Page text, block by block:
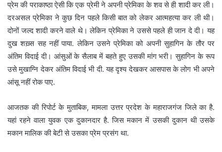
प्रेम की पराकाष्ठा ऐसी कि एक प्रेमी ने अपनी प्रेमिका के शव से ही शादी कर ली।
दरअसल प्रेमिका ने कुछ दिन पहले किसी बात को लेकर आत्महत्या कर ली थी।
दोनों जल्द शादी करने वाले थे। लेकिन प्रेमिका ने उससे पहले ही जान दे दी। यह
दुख शख़्स सह नहीं पाया. लेकिन उसने प्रेमिका को अपनी सुहागिन के तौर पर
अंतिम विदाई दी। आंसुओं के सैलाब में बहते हुए उसकी मांग भरी। सुहागिन के रूप
उसे मुखाग्नि देकर अंतिम विदाई भी दी. यह दृश्य देखकर आसपास के लोग भी अपने
आंसू नहीं रोक पाए.
आजतक की रिपोर्ट के मुताबिक, मामला उत्तर प्रदेश के महाराजगंज जिले का है.
यहां रहने वाला युवक एक दुकानदार है. जिस मकान में उसकी दुकान थी उसके
मकान मालिक की बेटी से उसका प्रेम प्रसंग था.